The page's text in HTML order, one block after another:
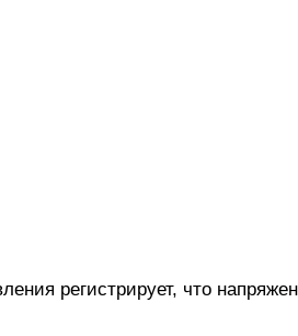
регистрирует, что